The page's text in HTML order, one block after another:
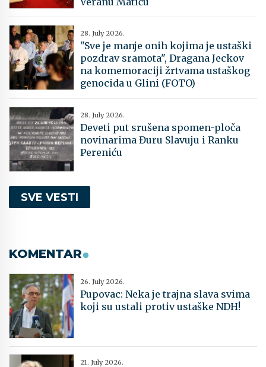
28. July 2026.
"Sve je manje onih kojima je ustaški
pozdrav sramota", Dragana Jeckov
na komemoraciji žrtvama ustaškog
genocida u Glini (FOTO)
28. July 2026.
Deveti put srušena spomen-ploča
novinarima Đuru Slavuju i Ranku
Pereniću
SVE VESTI
KOMENTAR
26. July 2026.
Pupovac: Neka je trajna slava svima
koji su ustali protiv ustaške NDH!
21. July 2026.